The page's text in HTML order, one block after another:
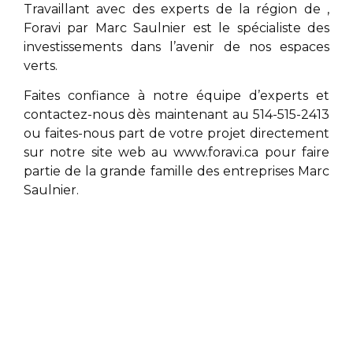
Travaillant avec des experts de la région de ,
Foravi par Marc Saulnier est le spécialiste des
investissements dans l’avenir de nos espaces
verts.
Faites confiance à notre équipe d’experts et
contactez-nous dès maintenant au 514-515-2413
ou faites-nous part de votre projet directement
sur notre site web auwww.foravi.ca pour faire
partie de la grande famille des entreprises Marc
Saulnier.